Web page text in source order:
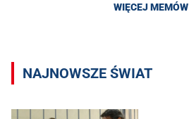
WIĘCEJ MEMÓW
NAJNOWSZE ŚWIAT